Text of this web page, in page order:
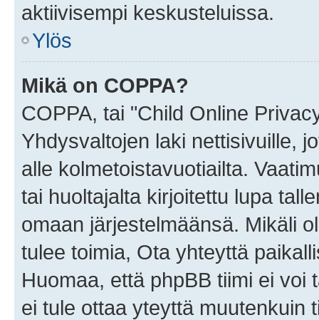
aktiivisempi keskusteluissa.
Ylös
Mikä on COPPA?
COPPA, tai "Child Online
Yhdysvaltojen laki nettisivuille,
alle kolmetoistavuotiailta.
tai huoltajalta kirjoitettu lupa
omaan järjestelmäänsä. Mikäli
tulee toimia, Ota yhteyttä
Huomaa, että phpBB tiimi ei
ei tule ottaa yteyttä muutenkuin